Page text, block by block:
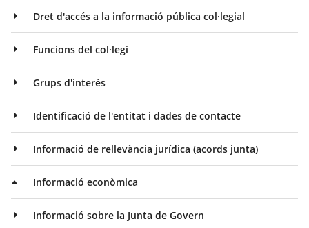
Dret d'accés a la informació pública col·legial
Funcions del col·legi
Grups d'interès
Identificació de l'entitat i dades de contacte
Informació de rellevància jurídica (acords junta)
Informació econòmica
Informació sobre la Junta de Govern